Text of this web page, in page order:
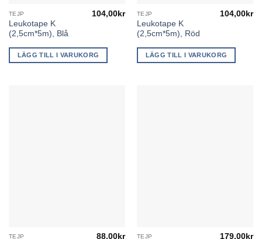
TEJP
Leukotape K
(2,5cm*5m), Blå
104,00kr
LÄGG TILL I VARUKORG
TEJP
Leukotape K
(2,5cm*5m), Röd
104,00kr
LÄGG TILL I VARUKORG
TEJP 88,00 kr TEJP 179,00 kr